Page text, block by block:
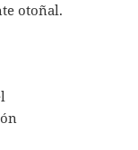
otoñal.